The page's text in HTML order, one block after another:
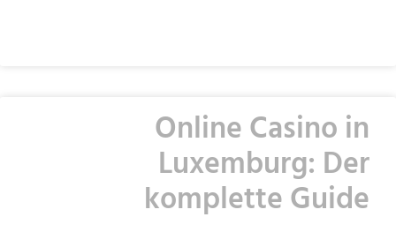
Online Casino in
Luxemburg: Der
komplette Guide